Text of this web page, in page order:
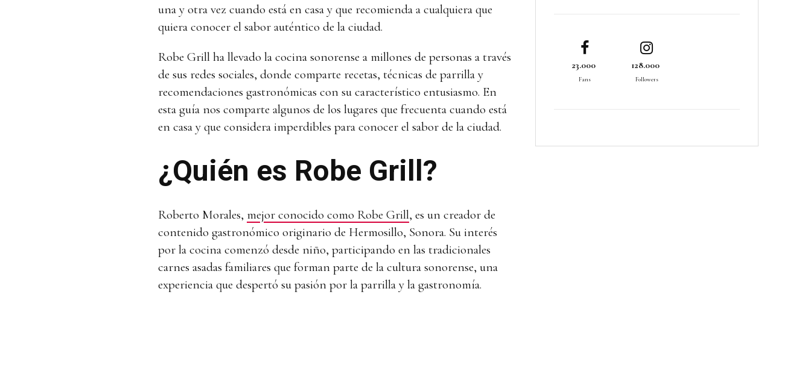
una y otra vez cuando está en casa y que recomienda a cualquiera que
quiera conocer el sabor auténtico de la ciudad.
Robe Grill ha llevado la cocina sonorense a millones de personas a través
de sus redes sociales, donde comparte recetas, técnicas de parrilla y
recomendaciones gastronómicas con su característico entusiasmo. En
esta guía nos comparte algunos de los lugares que frecuenta cuando está
en casa y que considera imperdibles para conocer el sabor de la ciudad.
¿Quién es Robe Grill?
Roberto Morales, mejor conocido como Robe Grill, es un creador de
contenido gastronómico originario de Hermosillo, Sonora. Su interés
por la cocina comenzó desde niño, participando en las tradicionales
carnes asadas familiares que forman parte de la cultura sonorense, una
experiencia que despertó su pasión por la parrilla y la gastronomía.
23.000
Fans
128.000
Followers